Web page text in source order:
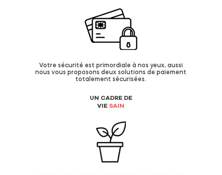
Votre sécurité est primordiale à nos yeux, aussi
nous vous proposons deux solutions de paiement
totalement sécurisées.
UN CADRE DE
VIE SAIN